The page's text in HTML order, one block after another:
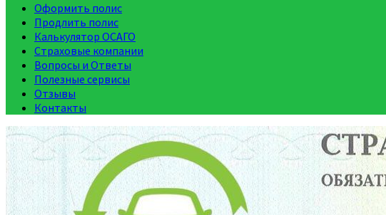
Оформить полис
Продлить полис
Калькулятор ОСАГО
Страховые компании
Вопросы и Ответы
Полезные сервисы
Отзывы
Контакты